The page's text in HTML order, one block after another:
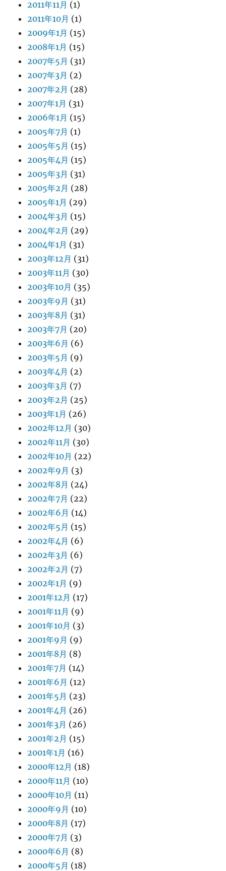
2011年11月 (1)
2011年10月 (1)
2009年1月 (15)
2008年1月 (15)
2007年5月 (31)
2007年3月 (2)
2007年2月 (28)
2007年1月 (31)
2006年1月 (15)
2005年7月 (1)
2005年5月 (15)
2005年4月 (15)
2005年3月 (31)
2005年2月 (28)
2005年1月 (29)
2004年3月 (15)
2004年2月 (29)
2004年1月 (31)
2003年12月 (31)
2003年11月 (30)
2003年10月 (35)
2003年9月 (31)
2003年8月 (31)
2003年7月 (20)
2003年6月 (6)
2003年5月 (9)
2003年4月 (2)
2003年3月 (7)
2003年2月 (25)
2003年1月 (26)
2002年12月 (30)
2002年11月 (30)
2002年10月 (22)
2002年9月 (3)
2002年8月 (24)
2002年7月 (22)
2002年6月 (14)
2002年5月 (15)
2002年4月 (6)
2002年3月 (6)
2002年2月 (7)
2002年1月 (9)
2001年12月 (17)
2001年11月 (9)
2001年10月 (3)
2001年9月 (9)
2001年8月 (8)
2001年7月 (14)
2001年6月 (12)
2001年5月 (23)
2001年4月 (26)
2001年3月 (26)
2001年2月 (15)
2001年1月 (16)
2000年12月 (18)
2000年11月 (10)
2000年10月 (11)
2000年9月 (10)
2000年8月 (17)
2000年7月 (3)
2000年6月 (8)
2000年5月 (18)